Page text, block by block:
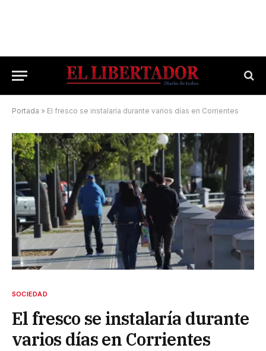
Portada » El fresco se instalaría durante varios días en Corrientes
SOCIEDAD
El fresco se instalaría durante
varios días en Corrientes